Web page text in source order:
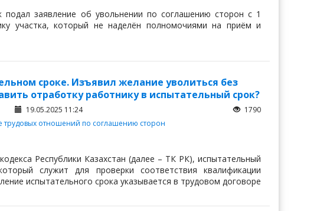
подал заявление об увольнении по соглашению сторон с 1
участка, который не наделён полномочиями на приём и
сроке. Изъявил желание уволиться без
отработку работнику в испытательный срок?
19.05.2025 11:24
1790
трудовых отношений по соглашению сторон
Республики Казахстан (далее – ТК РК), испытательный
служит для проверки соответствия квалификации
испытательного срока указывается в трудовом договоре